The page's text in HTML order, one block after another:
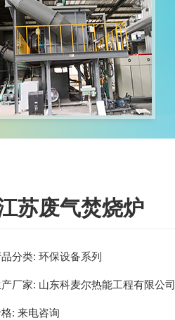
苏废气焚烧炉
分类: 环保设备系列
厂家: 山东科麦尔热能工程有限公司
: 来电咨询